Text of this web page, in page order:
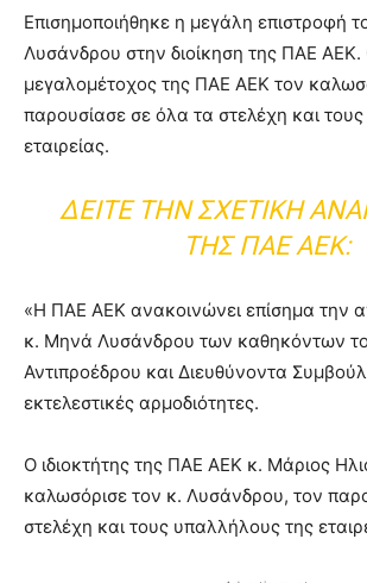
Επισημοποιήθηκε η μεγάλη επιστροφή
Λυσάνδρου στην διοίκηση της ΠΑΕ
μεγαλομέτοχος της ΠΑΕ ΑΕΚ τον
παρουσίασε σε όλα τα στελέχη και
εταιρείας.
ΔΕΊΤΕ ΤΗΝ ΣΧΕΤΙΚΉ
ΤΗΣ ΠΑΕ ΑΕΚ:
«Η ΠΑΕ ΑΕΚ ανακοινώνει επίσημα την
κ. Μηνά Λυσάνδρου των καθηκόντων
Αντιπροέδρου και Διευθύνοντα
εκτελεστικές αρμοδιότητες.
Ο ιδιοκτήτης της ΠΑΕ ΑΕΚ κ. Μάριος
καλωσόρισε τον κ. Λυσάνδρου, τον
στελέχη και τους υπαλλήλους της